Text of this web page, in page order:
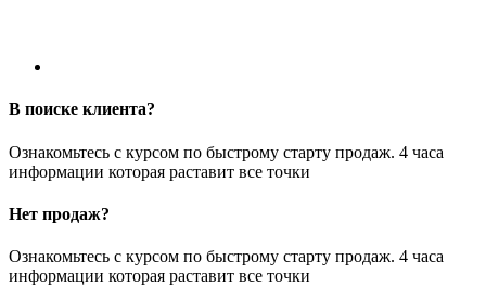
В поиске клиента?
Ознакомьтесь с курсом по быстрому старту продаж. 4 часа
информации которая раставит все точки
Нет продаж?
Ознакомьтесь с курсом по быстрому старту продаж. 4 часа
информации которая раставит все точки